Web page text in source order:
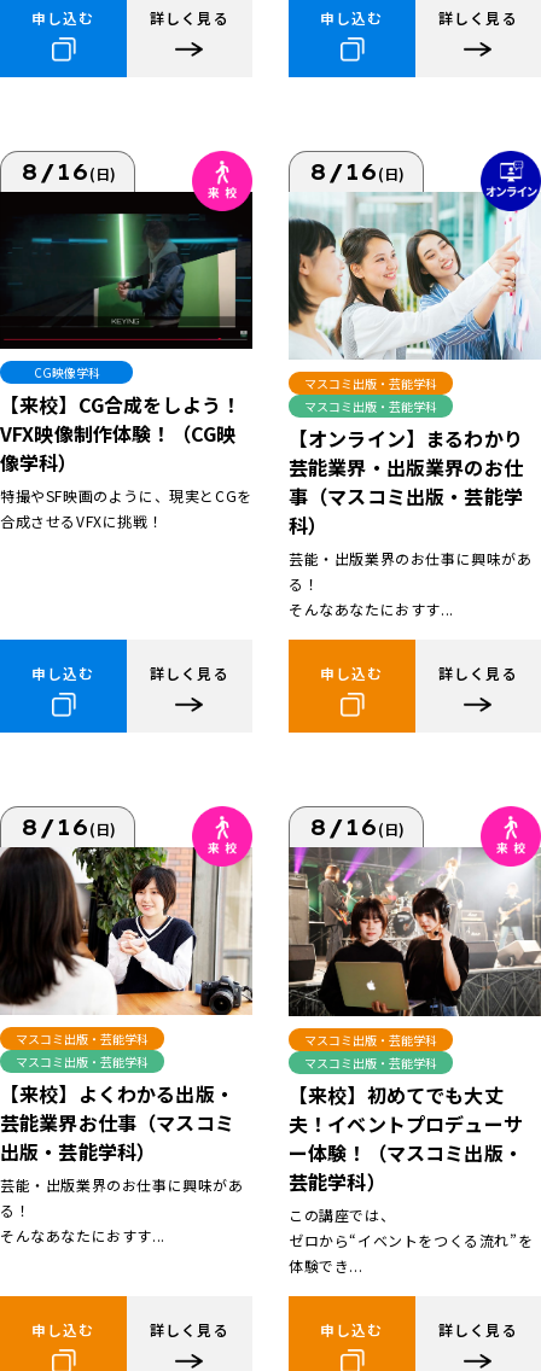
申し込む 詳しく見る 申し込む 詳しく見る
8/16(日)
CG映像学科
【来校】CG合成をしよう！
VFX映像制作体験！（CG映
像学科）
特撮やSF映画のように、現実とCGを
合成させるVFXに挑戦！
申し込む 詳しく見る
8/16(日)
マスコミ出版・芸能学科
マスコミ出版・芸能学科
【オンライン】まるわかり
芸能業界・出版業界のお仕
事（マスコミ出版・芸能学
科）
芸能・出版業界のお仕事に興味があ
る！
そんなあなたにおすす...
申し込む 詳しく見る
8/16(日)
マスコミ出版・芸能学科
マスコミ出版・芸能学科
【来校】よくわかる出版・
芸能業界お仕事（マスコミ
出版・芸能学科）
芸能・出版業界のお仕事に興味があ
る！
そんなあなたにおすす...
申し込む 詳しく見る
8/16(日)
マスコミ出版・芸能学科
マスコミ出版・芸能学科
【来校】初めてでも大丈
夫！イベントプロデューサ
ー体験！（マスコミ出版・
芸能学科）
この講座では、
ゼロから“イベントをつくる流れ”を
体験でき...
申し込む 詳しく見る